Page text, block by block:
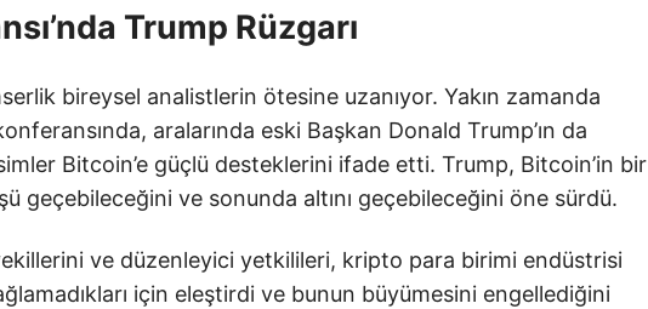
Trump Rüzgarı
bireysel analistlerin ötesine uzanıyor. Yakın zamanda
aralarında eski Başkan Donald Trump’ın da
Bitcoin’e güçlü desteklerini ifade etti. Trump, Bitcoin’in bir
geçebileceğini ve sonunda altını geçebileceğini öne sürdü.
ve düzenleyici yetkilileri, kripto para birimi endüstrisi
için eleştirdi ve bunun büyümesini engellediğini